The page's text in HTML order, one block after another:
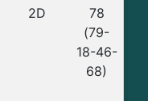
2D
78
(79-
18-46-
68)